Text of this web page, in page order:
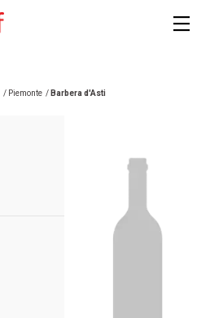
/ Piemonte / Barbera d'Asti